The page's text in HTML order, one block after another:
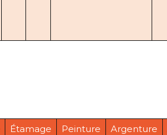
Étamage
Peinture
Argenture